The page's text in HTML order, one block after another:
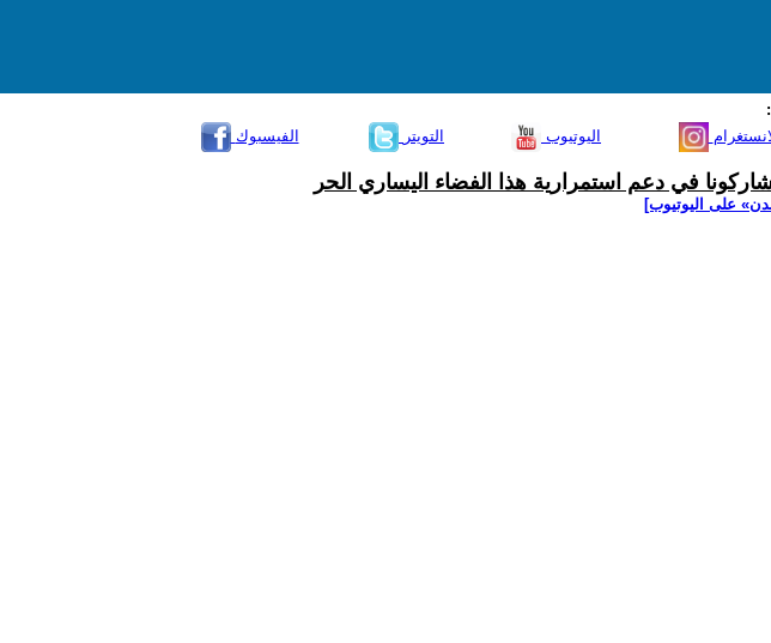
الفيسبوك
التويتر اليوتيوب
في دعم استمرارية هذا الفضاء اليساري الحر
على اليوتيوب]